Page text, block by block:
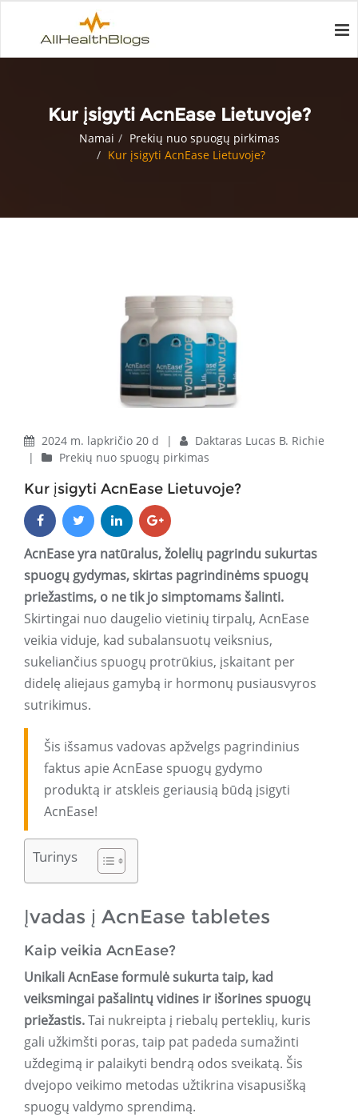
Kur įsigyti AcnEase Lietuvoje?
Namai
Prekių nuo spuogų pirkimas
Kur įsigyti AcnEase Lietuvoje?
2024 m. lapkričio 20 d |
Daktaras Lucas B. Richie
|
Prekių nuo spuogų pirkimas
Kur įsigyti AcnEase Lietuvoje?
AcnEase yra natūralus, žolelių pagrindu sukurtas
spuogų gydymas, skirtas pagrindinėms spuogų
priežastims, o ne tik jo simptomams šalinti.
Skirtingai nuo daugelio vietinių tirpalų, AcnEase
veikia viduje, kad subalansuotų veiksnius,
sukeliančius spuogų protrūkius, įskaitant per
didelę aliejaus gamybą ir hormonų pusiausvyros
sutrikimus.
Šis išsamus vadovas apžvelgs pagrindinius
faktus apie AcnEase spuogų gydymo
produktą ir atskleis geriausią būdą įsigyti
AcnEase!
Turinys
Įvadas į AcnEase tabletes
Kaip veikia AcnEase?
Unikali AcnEase formulė sukurta taip, kad
veiksmingai pašalintų vidines ir išorines spuogų
priežastis.Tai nukreipta į riebalų perteklių, kuris
gali užkimšti poras, taip pat padeda sumažinti
uždegimą ir palaikyti bendrą odos sveikatą. Šis
dvejopo veikimo metodas užtikrina visapusišką
spuogų valdymo sprendimą.